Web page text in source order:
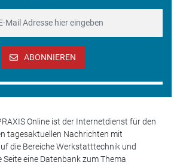
ABONNIEREN
Online ist der Internetdienst für den
tagesaktuellen Nachrichten mit
die Bereiche Werkstatttechnik und
eine Datenbank zum Thema